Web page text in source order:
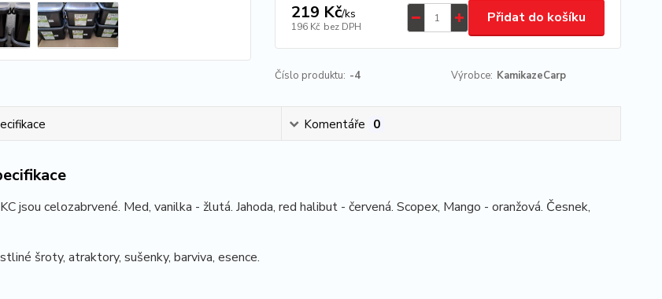
219 Kč/ks
196 Kč bez DPH
Přidat do košíku
Číslo produktu: -4 Výrobce: KamikazeCarp
Komentáře 0
jsou celozabrvené. Med, vanilka - žlutá. Jahoda, red halibut - červená. Scopex, Mango - oranžová. Česnek,
šroty, atraktory, sušenky, barviva, esence.